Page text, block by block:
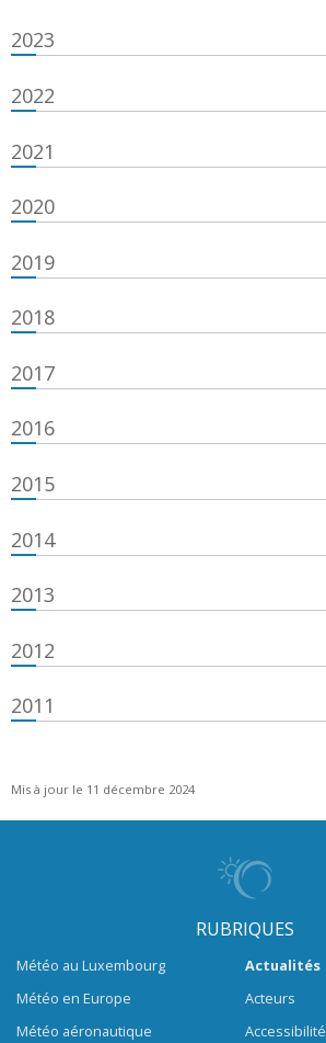
2023
2022
2021
2020
2019
2018
2017
2016
2015
2014
2013
2012
2011
Mis à jour le 11 décembre 2024
RUBRIQUES
Météo au Luxembourg
Météo en Europe
Météo aéronautique
Actualités
Acteurs
Accessibilité